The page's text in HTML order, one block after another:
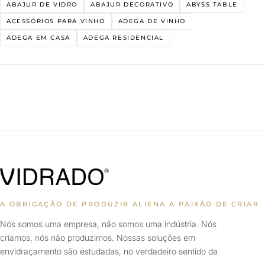
ABAJUR DE VIDRO ABAJUR DECORATIVO ABYSS TABLE
ACESSÓRIOS PARA VINHO ADEGA DE VINHO
ADEGA EM CASA ADEGA RESIDENCIAL
A OBRIGAÇÃO DE PRODUZIR ALIENA A PAIXÃO DE CRIAR
Nós somos uma empresa, não somos uma indústria. Nós
criamos, nós não produzimos. Nossas soluções em
envidraçamento são estudadas, no verdadeiro sentido da